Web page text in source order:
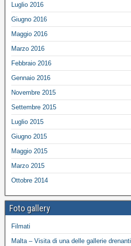
Luglio 2016
Giugno 2016
Maggio 2016
Marzo 2016
Febbraio 2016
Gennaio 2016
Novembre 2015
Settembre 2015
Luglio 2015
Giugno 2015
Maggio 2015
Marzo 2015
Ottobre 2014
Foto gallery
Filmati
Malta – Visita di una delle gallerie drenanti